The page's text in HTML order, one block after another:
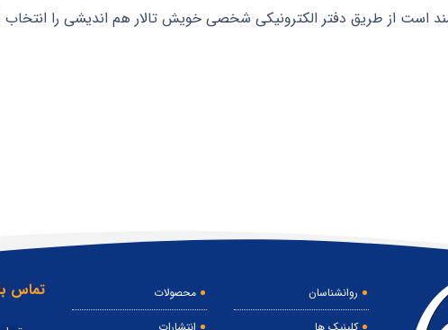
است از طریق دفتر الکترونیکی شخصی خویش تالار هم اندیشی را
روانشناسان
محصولات
تماس